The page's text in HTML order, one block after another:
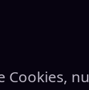
Cookies,